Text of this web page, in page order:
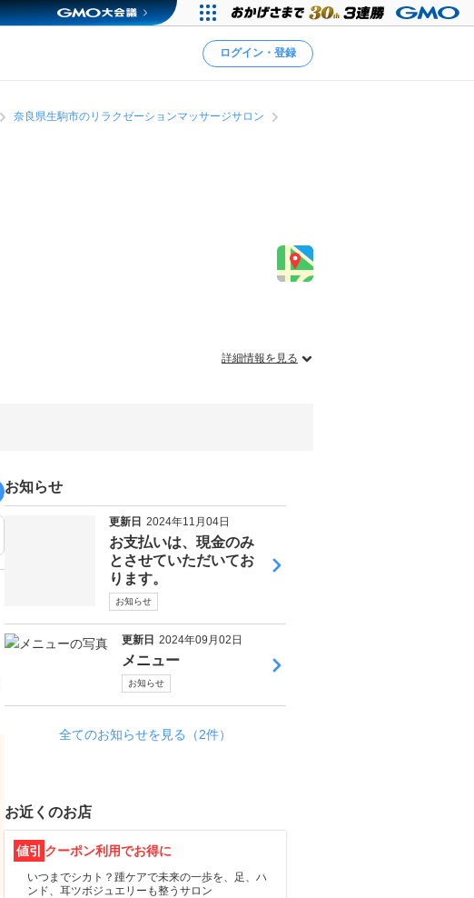
ログイン・登録
奈良県生駒市のリラクゼーションマッサージサロン
詳細情報を見る
お知らせ
更新日 2024年11月04日
お支払いは、現金のみ
とさせていただいてお
ります。
お知らせ
更新日 2024年09月02日
メニュー
お知らせ
全てのお知らせを見る（2件）
お近くのお店
値引 クーポン利用でお得に
いつまでシカト？踵ケアで未来の一歩を、足、ハ
ンド、耳ツボジュエリーも整うサロン